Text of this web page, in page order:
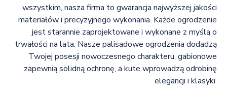
wszystkim, nasza firma to gwarancja najwyższej jakości
materiałów i precyzyjnego wykonania. Każde ogrodzenie
jest starannie zaprojektowane i wykonane z myślą o
trwałości na lata. Nasze palisadowe ogrodzenia dodadzą
Twojej posesji nowoczesnego charakteru, gabionowe
zapewnią solidną ochronę, a kute wprowadzą odrobinę
elegancji i klasyki.